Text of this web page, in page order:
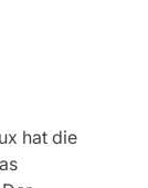
hat die